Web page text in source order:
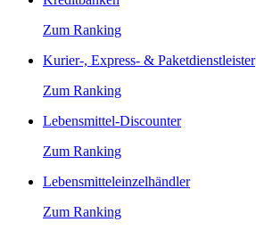
Zum Ranking
Kurier-, Express- & Paketdienstleister
Zum Ranking
Lebensmittel-Discounter
Zum Ranking
Lebensmitteleinzelhändler
Zum Ranking